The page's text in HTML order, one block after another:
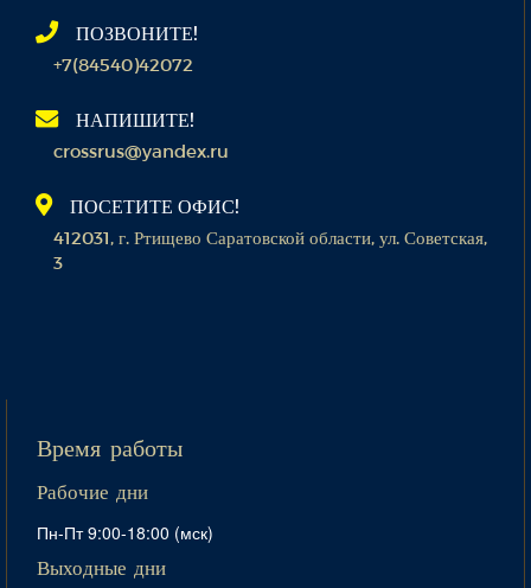
ПОЗВОНИТЕ!
+7(84540)42072
НАПИШИТЕ!
crossrus@yandex.ru
ПОСЕТИТЕ ОФИС!
412031, г. Ртищево Саратовской области, ул. Советская,
3
Время работы
Рабочие дни
Пн-Пт 9:00-18:00 (мск)
Выходные дни